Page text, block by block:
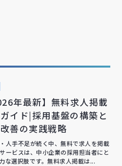
年最新】無料求人掲載
イド|採用基盤の構築と
善の実践戦略
人手不足が続く中、無料で求人を掲載
ービスは、中小企業の採用担当者にと
な選択肢です。無料求人掲載は...